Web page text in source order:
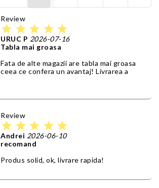
Review
star star star star star
URUC P 2026-07-16
Tabla mai groasa
Fata de alte magazii are tabla mai groasa
ceea ce confera un avantaj! Livrarea a
Review
star star star star star
Andrei 2026-06-10
recomand
Produs solid, ok, livrare rapida!